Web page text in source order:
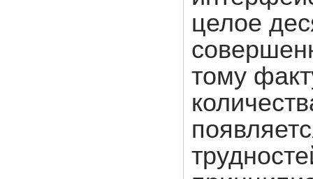
целое
тому